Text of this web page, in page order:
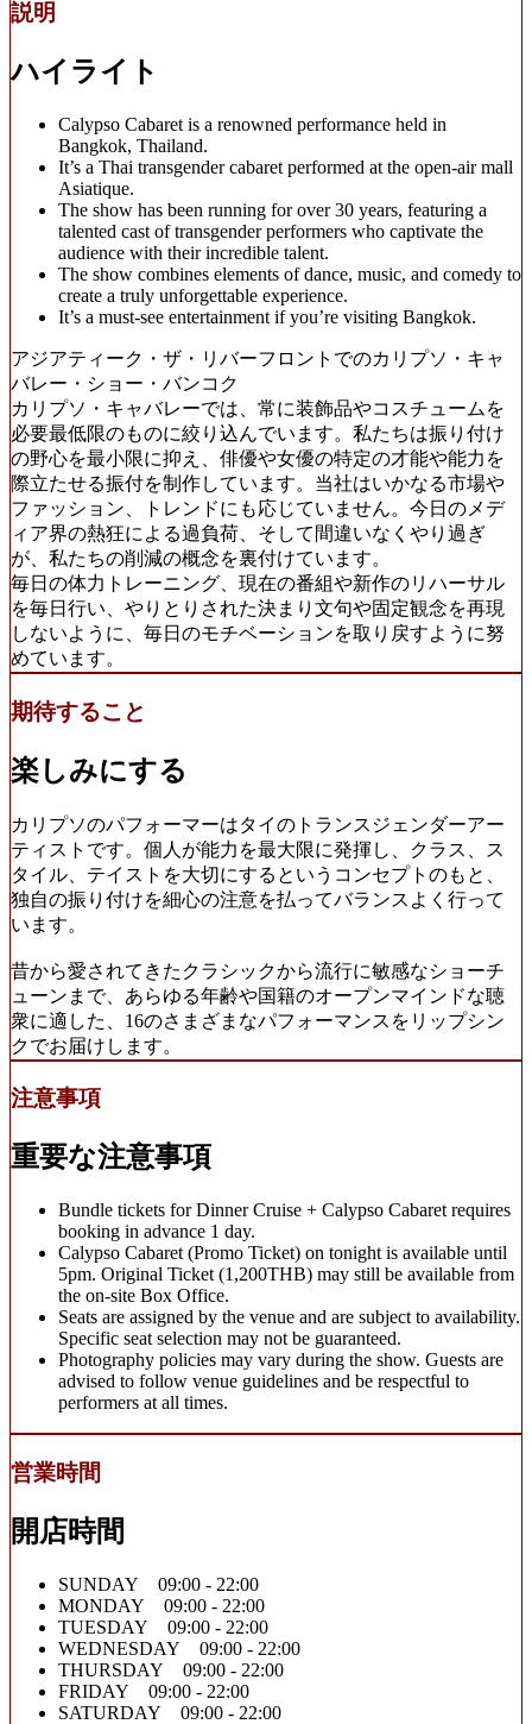
説明
ハイライト
Calypso Cabaret is a renowned performance held in
Bangkok, Thailand.
It’s a Thai transgender cabaret performed at the open-air mall
Asiatique.
The show has been running for over 30 years, featuring a
talented cast of transgender performers who captivate the
audience with their incredible talent.
The show combines elements of dance, music, and comedy to
create a truly unforgettable experience.
It’s a must-see entertainment if you’re visiting Bangkok.
アジアティーク・ザ・リバーフロントでのカリプソ・キャ
バレー・ショー・バンコク
カリプソ・キャバレーでは、常に装飾品やコスチュームを
必要最低限のものに絞り込んでいます。私たちは振り付け
の野心を最小限に抑え、俳優や女優の特定の才能や能力を
際立たせる振付を制作しています。当社はいかなる市場や
ファッション、トレンドにも応じていません。今日のメデ
ィア界の熱狂による過負荷、そして間違いなくやり過ぎ
が、私たちの削減の概念を裏付けています。
毎日の体力トレーニング、現在の番組や新作のリハーサル
を毎日行い、やりとりされた決まり文句や固定観念を再現
しないように、毎日のモチベーションを取り戻すように努
めています。
期待すること
楽しみにする
カリプソのパフォーマーはタイのトランスジェンダーアー
ティストです。個人が能力を最大限に発揮し、クラス、ス
タイル、テイストを大切にするというコンセプトのもと、
独自の振り付けを細心の注意を払ってバランスよく行って
います。
昔から愛されてきたクラシックから流行に敏感なショーチ
ューンまで、あらゆる年齢や国籍のオープンマインドな聴
衆に適した、16のさまざまなパフォーマンスをリップシン
クでお届けします。
注意事項
重要な注意事項
Bundle tickets for Dinner Cruise + Calypso Cabaret requires
booking in advance 1 day.
Calypso Cabaret (Promo Ticket) on tonight is available until
5pm. Original Ticket (1,200THB) may still be available from
the on-site Box Office.
Seats are assigned by the venue and are subject to availability.
Specific seat selection may not be guaranteed.
Photography policies may vary during the show. Guests are
advised to follow venue guidelines and be respectful to
performers at all times.
営業時間
開店時間
SUNDAY 09:00 - 22:00
MONDAY 09:00 - 22:00
TUESDAY 09:00 - 22:00
WEDNESDAY 09:00 - 22:00
THURSDAY 09:00 - 22:00
FRIDAY 09:00 - 22:00
SATURDAY 09:00 - 22:00